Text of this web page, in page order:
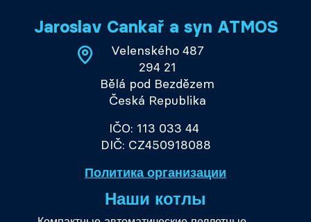
Jaroslav Cankař a syn ATMOS
Velenského 487
294 21
Bělá pod Bezdězem
Česká Republika
IČO: 113 033 44
DIČ: CZ450918088
Политика организации
Наши котлы